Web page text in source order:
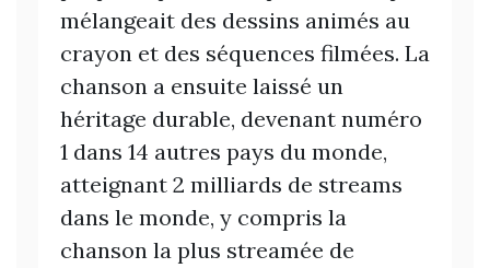
mélangeait des dessins animés au
crayon et des séquences filmées. La
chanson a ensuite laissé un
héritage durable, devenant numéro
1 dans 14 autres pays du monde,
atteignant 2 milliards de streams
dans le monde, y compris la
chanson la plus streamée de